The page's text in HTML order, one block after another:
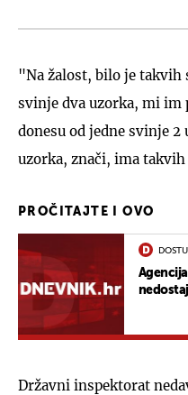
"Na žalost, bilo je takvih
svinje dva uzorka, mi im
donesu od jedne svinje
uzorka, znači, ima
PROČITAJTE I OVO
Državni inspektorat